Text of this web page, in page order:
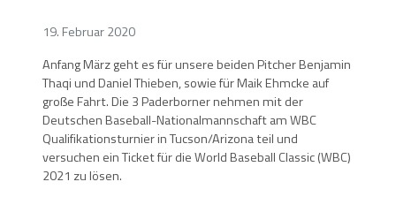
19. Februar 2020
Anfang März geht es für unsere beiden Pitcher Benjamin
Thaqi und Daniel Thieben, sowie für Maik Ehmcke auf
große Fahrt. Die 3 Paderborner nehmen mit der
Deutschen Baseball-Nationalmannschaft am WBC
Qualifikationsturnier in Tucson/Arizona teil und
versuchen ein Ticket für die World Baseball Classic (WBC)
2021 zu lösen.